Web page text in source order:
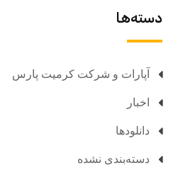
دسته‌ها
آپارات و شرکت کرمیت پارس
اخبار
دانلودها
دسته‌بندی نشده